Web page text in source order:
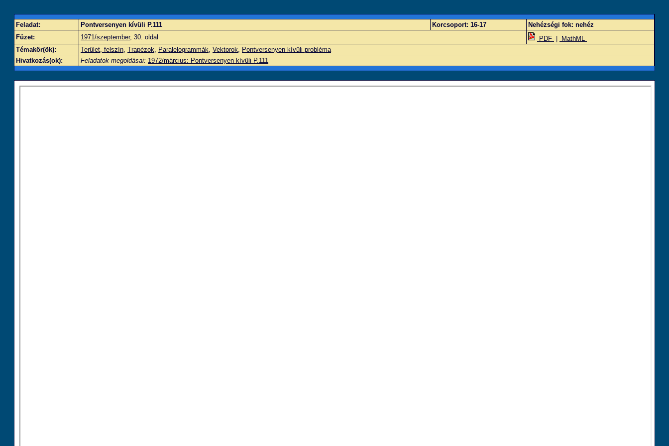
Feladat: Pontversenyen kívüli P.111 Korcsoport: 16-17 Nehézségi fok: nehéz
Füzet:
1971/szeptember, 30. oldal PDF
MathML
Témakör(ök):
Terület, felszín, Trapézok, Paralelogrammák, Vektorok, Pontversenyen kívüli probléma
Hivatkozás(ok):
Feladatok megoldásai: 1972/március: Pontversenyen kívüli P.111